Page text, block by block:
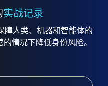
实战记录
障人类、机器和智能体的
情况下降低身份风险。